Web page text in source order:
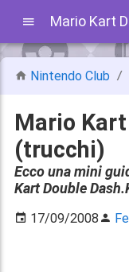
Nintendo Club
Mario
(trucchi)
Ecco una mini
Kart Double
17/09/2008